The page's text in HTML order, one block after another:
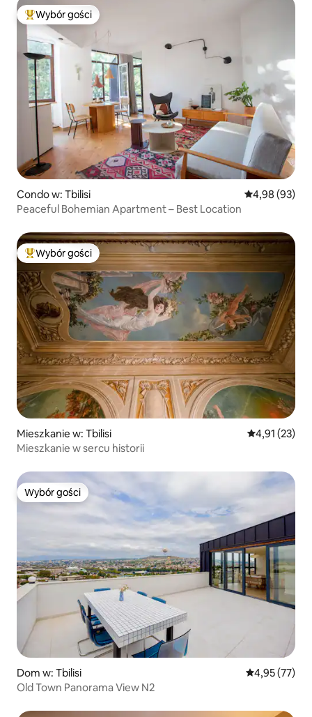
Najpopularniejsze z kategorii Wybór gości
Wybór gości
Condo w: Tbilisi Średnia
4,98 (93)
Peaceful Bohemian Apartment – Best Location
Najpopularniejsze z kategorii Wybór gości
Wybór gości
Mieszkanie w: Tbilisi Średnia
4,91 (23)
Mieszkanie w sercu historii
Wybór gości
Wybór gości
Dom w: Tbilisi Średnia
4,95 (77)
Old Town Panorama View N2